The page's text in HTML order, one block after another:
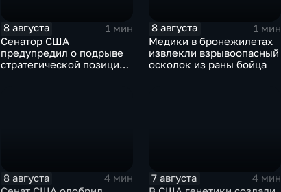
8 августа
1 мин
Сенатор США
предупредил о подрыве
стратегической позиции
8 августа
1 мин
Медики в бронежилетах
извлекли взрывоопасный
осколок из раны бойца
8 августа
4 мин
7 августа
4 мин